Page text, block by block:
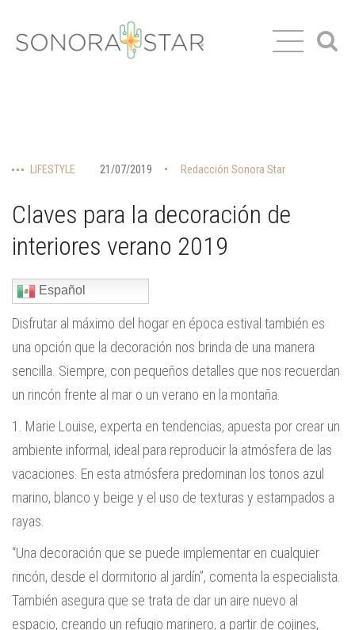
LIFESTYLE 21/07/2019 Redacción Sonora Star
Claves para la decoración de
interiores verano 2019
Español
Disfrutar al máximo del hogar en época estival también es
una opción que la decoración nos brinda de una manera
sencilla. Siempre, con pequeños detalles que nos recuerdan
un rincón frente al mar o un verano en la montaña.
1. Marie Louise, experta en tendencias, apuesta por crear un
ambiente informal, ideal para reproducir la atmósfera de las
vacaciones. En esta atmósfera predominan los tonos azul
marino, blanco y beige y el uso de texturas y estampados a
rayas.
“Una decoración que se puede implementar en cualquier
rincón, desde el dormitorio al jardín”, comenta la especialista.
También asegura que se trata de dar un aire nuevo al
espacio, creando un refugio marinero, a partir de cojines,